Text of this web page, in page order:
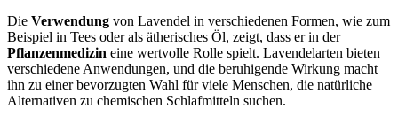
Die Verwendung von Lavendel in verschiedenen Formen, wie zum
Beispiel in Tees oder als ätherisches Öl, zeigt, dass er in der
Pflanzenmedizin eine wertvolle Rolle spielt. Lavendelarten bieten
verschiedene Anwendungen, und die beruhigende Wirkung macht
ihn zu einer bevorzugten Wahl für viele Menschen, die natürliche
Alternativen zu chemischen Schlafmitteln suchen.